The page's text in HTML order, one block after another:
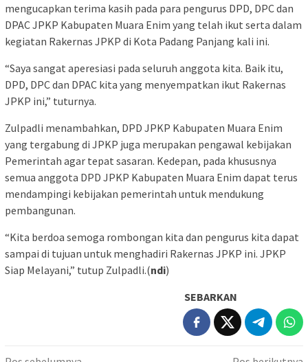
mengucapkan terima kasih pada para pengurus DPD, DPC dan
DPAC JPKP Kabupaten Muara Enim yang telah ikut serta dalam
kegiatan Rakernas JPKP di Kota Padang Panjang kali ini.
“Saya sangat aperesiasi pada seluruh anggota kita. Baik itu,
DPD, DPC dan DPAC kita yang menyempatkan ikut Rakernas
JPKP ini,” tuturnya.
Zulpadli menambahkan, DPD JPKP Kabupaten Muara Enim
yang tergabung di JPKP juga merupakan pengawal kebijakan
Pemerintah agar tepat sasaran. Kedepan, pada khususnya
semua anggota DPD JPKP Kabupaten Muara Enim dapat terus
mendampingi kebijakan pemerintah untuk mendukung
pembangunan.
“Kita berdoa semoga rombongan kita dan pengurus kita dapat
sampai di tujuan untuk menghadiri Rakernas JPKP ini. JPKP
Siap Melayani,” tutup Zulpadli.(ndi)
SEBARKAN